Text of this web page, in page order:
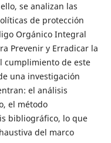
se analizan las
de protección
Orgánico Integral
Prevenir y Erradicar la
cumplimiento de este
una investigación
el análisis
el método
bibliográfico, lo que
del marco